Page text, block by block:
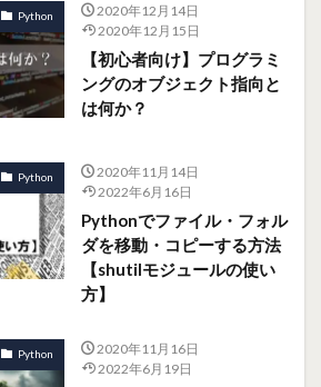
Python
2020年12月14日
2020年12月15日
【初心者向け】プログラミ
ングのオブジェクト指向と
は何か？
Python
2020年11月14日
2022年6月16日
Pythonでファイル・フォル
ダを移動・コピーする方法
【shutilモジュールの使い
方】
Python
2020年11月16日
2022年6月19日